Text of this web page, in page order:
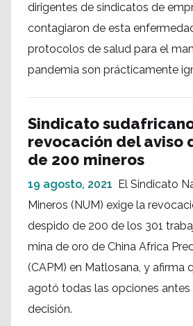
dirigentes de sindicatos de
contagiaron de esta
protocolos de salud para el
pandemia son prácticamente
Sindicato
revocación del aviso
de 200 mineros
19 agosto, 2021 El Sindicato
Mineros (NUM) exige la
despido de 200 de los 301
mina de oro de China Africa
(CAPM) en Matlosana, y afirma
agotó todas las opciones
decisión.